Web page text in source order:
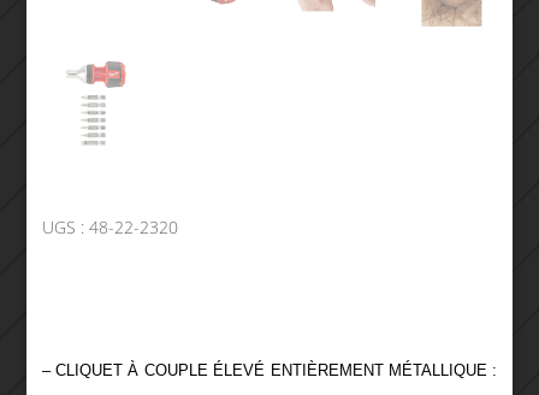
UGS : 48-22-2320
– CLIQUET À COUPLE ÉLEVÉ ENTIÈREMENT MÉTALLIQUE :